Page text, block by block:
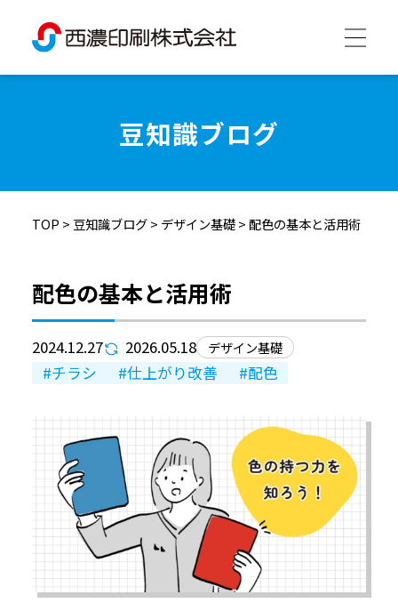
制作実績
会社情報
採用情報
お問い合わせ
個人情報保護方針
情報セキュリティ基本方針
豆知識ブログ
TOP > 豆知識ブログ> デザイン基礎>配色の基本と活用術
配色の基本と活用術
2024.12.27 2026.05.18 デザイン基礎
チラシ 仕上がり改善 配色